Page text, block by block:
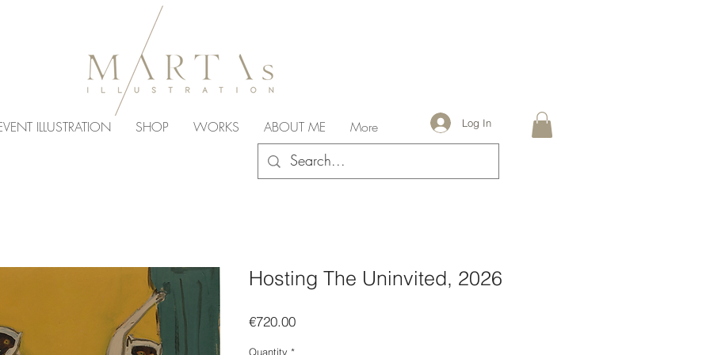
ILLUSTRATION SHOP WORKS ABOUT ME More Log In
Hosting The Uninvited, 2026
€720.00Price
Quantity *